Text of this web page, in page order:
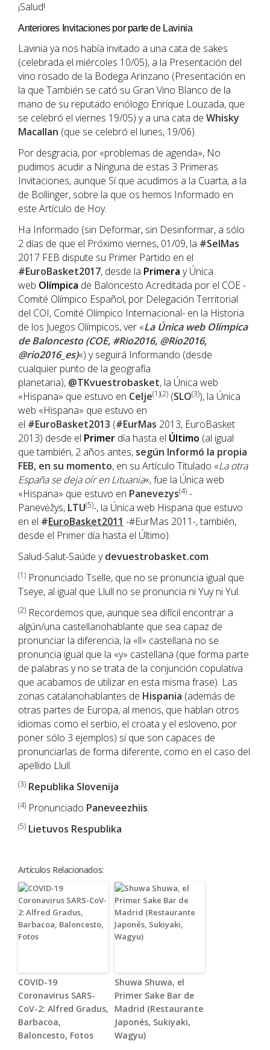
¡Salud!
Anteriores Invitaciones por parte de Lavinia
Lavinia ya nos había invitado a una cata de sakes
(celebrada el miércoles 10/05), a la Presentación del
vino rosado de la Bodega Arinzano (Presentación en
la que También se cató su Gran Vino Blanco de la
mano de su reputado enólogo Enrique Louzada, que
se celebró el viernes 19/05) y a una cata de Whisky
Macallan (que se celebró el lunes, 19/06).
Por desgracia, por «problemas de agenda», No
pudimos acudir a Ninguna de estas 3 Primeras
Invitaciones, aunque Sí que acudimos a la Cuarta, a la
de Bollinger, sobre la que os hemos Informado en
este Artículo de Hoy.
Ha Informado (sin Deformar, sin Desinformar, a sólo
2 días de que el Próximo viernes, 01/09, la #SelMas
2017 FEB dispute su Primer Partido en el
#EuroBasket2017, desde la Primera y Única
web Olímpica de Baloncesto Acreditada por el COE -
Comité Olímpico Español, por Delegación Territorial
del COI, Comité Olímpico Internacional- en la Historia
de los Juegos Olímpicos, ver «La Única web Olímpica
de Baloncesto (COE, #Rio2016, @Rio2016,
@rio2016_es)«) y seguirá Informando (desde
cualquier punto de la geografía
planetaria), @TKvuestrobasket, la Única web
«Hispana» que estuvo en Celje(1)(2) (SLO(3)), la Única
web «Hispana» que estuvo en
el #EuroBasket2013 (#EurMas 2013, EuroBasket
2013) desde el Primer día hasta el Último (al igual
que también, 2 años antes, según Informó la propia
FEB, en su momento, en su Artículo Titulado «La otra
España se deja oír en Lituania«, fue la Única web
«Hispana» que estuvo en Panevezys(4) -
Panevėžys, LTU(5)-, la Única web Hispana que estuvo
en el #EuroBasket2011 -#EurMas 2011-, también,
desde el Primer día hasta el Último).
Salud-Salut-Saúde ydevuestrobasket.com.
(1) Pronunciado Tselle, que no se pronuncia igual que
Tseye, al igual que Llull no se pronuncia ni Yuy ni Yul.
(2) Recordemos que, aunque sea difícil encontrar a
algún/una castellanohablante que sea capaz de
pronunciar la diferencia, la «ll» castellana no se
pronuncia igual que la «y» castellana (que forma parte
de palabras y no se trata de la conjunción copulativa
que acabamos de utilizar en esta misma frase). Las
zonas catalanohablantes de Hispania (además de
otras partes de Europa, al menos, que hablan otros
idiomas como el serbio, el croata y el esloveno, por
poner sólo 3 ejemplos) sí que son capaces de
pronunciarlas de forma diferente, como en el caso del
apellido Llull.
(3) Republika Slovenija
(4) Pronunciado Paneveezhiis.
(5) Lietuvos Respublika
Artículos Relacionados:
COVID-19
Coronavirus SARS-
CoV-2: Alfred Gradus,
Barbacoa,
Baloncesto, Fotos
Shuwa Shuwa, el
Primer Sake Bar de
Madrid (Restaurante
Japonés, Sukiyaki,
Wagyu)